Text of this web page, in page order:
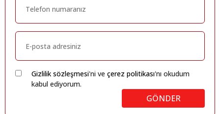
Gizlilik sözleşmesi'ni ve çerez politikası'nı okudum
kabul ediyorum.
GÖNDER